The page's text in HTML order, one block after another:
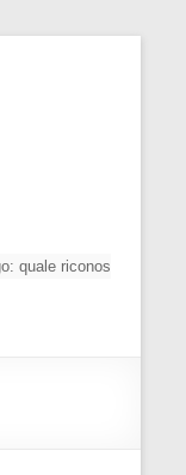
riconoscimento della